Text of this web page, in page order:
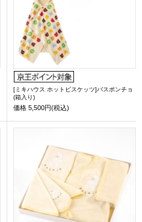
[ミキハウス ホットビスケッツ]バスポンチョ
(箱入り)
価格 5,500円(税込)